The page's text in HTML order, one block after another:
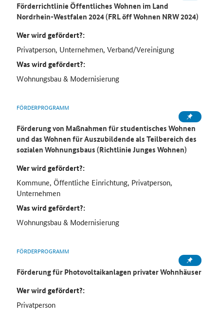
Förderrichtlinie Öffentliches Wohnen im Land
Nordrhein-Westfalen 2024 (FRL öff Wohnen NRW 2024)
Wer wird gefördert?:
Privatperson, Unternehmen, Verband/Vereinigung
Was wird gefördert?:
Wohnungsbau & Modernisierung
FÖRDERPROGRAMM
Förderung von Maßnahmen für studentisches Wohnen
und das Wohnen für Auszubildende als Teilbereich des
sozialen Wohnungsbaus (Richtlinie Junges Wohnen)
Wer wird gefördert?:
Kommune, Öffentliche Einrichtung, Privatperson,
Unternehmen
Was wird gefördert?:
Wohnungsbau & Modernisierung
FÖRDERPROGRAMM
Förderung für Photovoltaikanlagen privater Wohnhäuser
Wer wird gefördert?:
Privatperson